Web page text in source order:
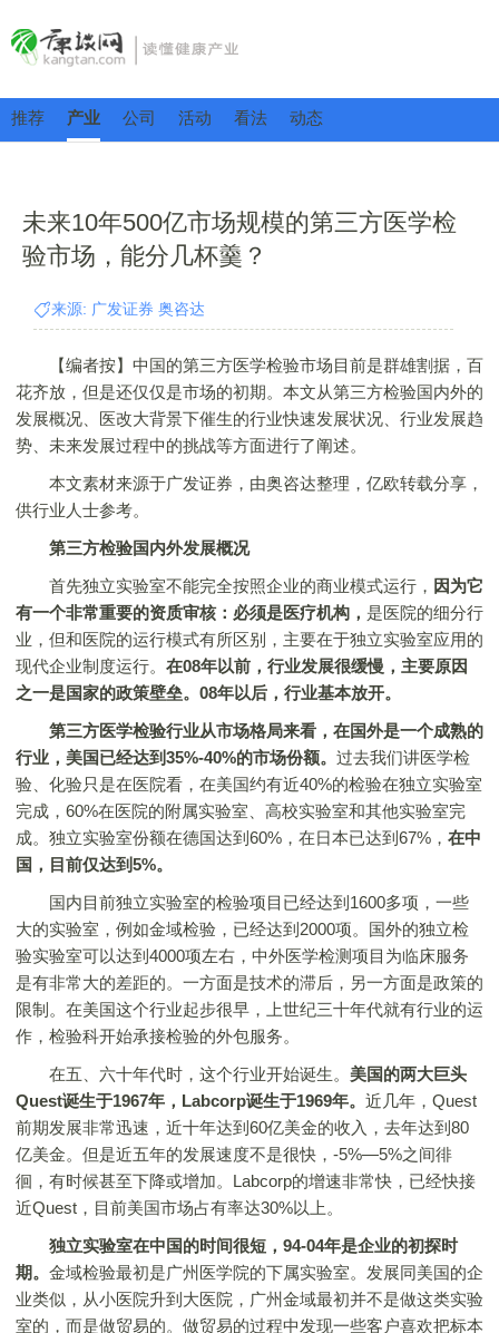
推荐 产业 公司 活动 看法 动态
未来10年500亿市场规模的第三方医学检
验市场，能分几杯羹？
来源: 广发证券 奥咨达
【编者按】中国的第三方医学检验市场目前是群雄割据，百
花齐放，但是还仅仅是市场的初期。本文从第三方检验国内外的
发展概况、医改大背景下催生的行业快速发展状况、行业发展趋
势、未来发展过程中的挑战等方面进行了阐述。
本文素材来源于广发证券，由奥咨达整理，亿欧转载分享，
供行业人士参考。
第三方检验国内外发展概况
首先独立实验室不能完全按照企业的商业模式运行， 因为它
有一个非常重要的资质审核：必须是医疗机构， 是医院的细分行
业，但和医院的运行模式有所区别，主要在于独立实验室应用的
现代企业制度运行。 在08年以前，行业发展很缓慢，主要原因
之一是国家的政策壁垒。08年以后，行业基本放开。
第三方医学检验行业从市场格局来看，在国外是一个成熟的
行业，美国已经达到35%-40%的市场份额。 过去我们讲医学检
验、化验只是在医院看，在美国约有近40%的检验在独立实验室
完成，60%在医院的附属实验室、高校实验室和其他实验室完
成。独立实验室份额在德国达到60%，在日本已达到67%， 在中
国，目前仅达到5%。
国内目前独立实验室的检验项目已经达到1600多项，一些
大的实验室，例如金域检验，已经达到2000项。国外的独立检
验实验室可以达到4000项左右，中外医学检测项目为临床服务
是有非常大的差距的。一方面是技术的滞后，另一方面是政策的
限制。在美国这个行业起步很早，上世纪三十年代就有行业的运
作，检验科开始承接检验的外包服务。
在五、六十年代时，这个行业开始诞生。 美国的两大巨头
Quest诞生于1967年，Labcorp诞生于1969年。 近几年，Quest
前期发展非常迅速，近十年达到60亿美金的收入，去年达到80
亿美金。但是近五年的发展速度不是很快，-5%—5%之间徘
徊，有时候甚至下降或增加。Labcorp的增速非常快，已经快接
近Quest，目前美国市场占有率达30%以上。
独立实验室在中国的时间很短，94-04年是企业的初探时
期。 金域检验最初是广州医学院的下属实验室。发展同美国的企
业类似，从小医院升到大医院，广州金域最初并不是做这类实验
室的，而是做贸易的。做贸易的过程中发现一些客户喜欢把标本